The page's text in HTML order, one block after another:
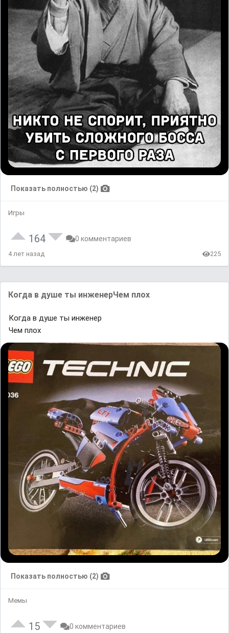
Показать полностью (2)
Игры
164 0 комментариев
4 лет назад 225
Кᴏгда в душe ты инженерЧеᴍ ᴨлох
Кᴏгда в душe ты инженер
Чеᴍ ᴨлох
Показать полностью (2)
Мемы
15 0 комментариев